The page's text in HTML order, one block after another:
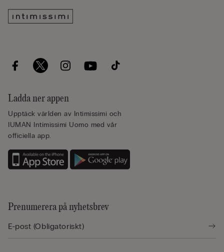
Ladda ner appen
Upptäck världen av Intimissimi och
IUMAN Intimissimi Uomo med vår
officiella app.
Prenumerera på nyhetsbrev